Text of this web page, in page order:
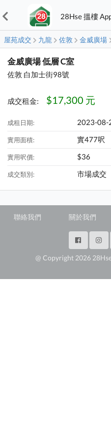
28Hse 搵樓
屋苑成交 九龍 佐敦 金威廣場
金威廣場 低層 C室
佐敦 白加士街98號
成交租金: $17,300 元
成租日期: 2023-08-
實用面積: 實477呎
實用呎價: $36
成交類別: 市場成交
聯絡我們 關於我們
@ Copyright 2026